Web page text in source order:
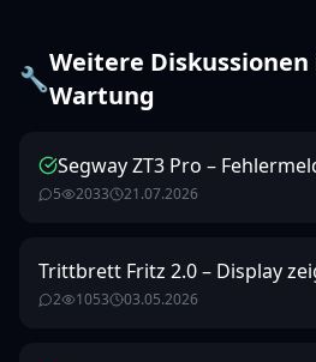
🔧
Weitere Diskussionen
Wartung
Segway ZT3 Pro –
5 2033 21.07.2026
Trittbrett Fritz 2.0 – Display
2 1053 03.05.2026